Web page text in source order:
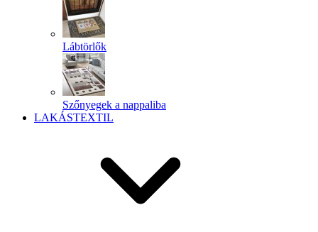
Lábtörlők
Szőnyegek a nappaliba
LAKÁSTEXTIL